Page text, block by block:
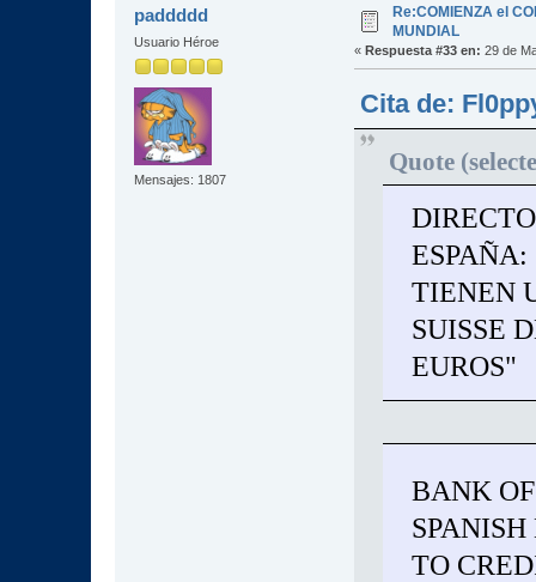
paddddd
Usuario Héroe
Mensajes: 1807
Re:COMIENZA el
MUNDIAL
« Respuesta #33 en: 29 de
Cita de:
Quote
ESPAÑA:
TIENEN
SUISSE
EUROS"
BANK
TO